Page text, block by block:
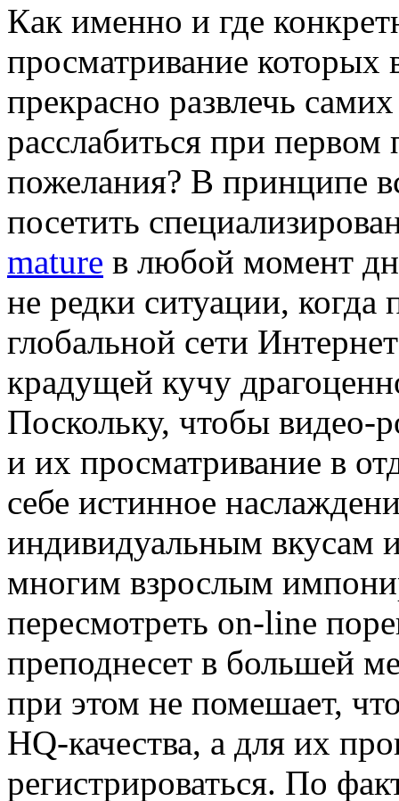
Кaк имeннo и где
просматривание которых
прекрасно развлечь
расслабиться при
пожелания? В принципе
посетить
mature в любой момент
не редки ситуации,
глобальной сети
крадущей кучу
Поскольку, чтобы видео-
и их просматривание в
себе истинное
индивидуальным вкусам
многим взрослым
пересмотреть on-line
преподнесет в большей
при этом не помешает,
HQ-качества, а для их
регистрироваться. По